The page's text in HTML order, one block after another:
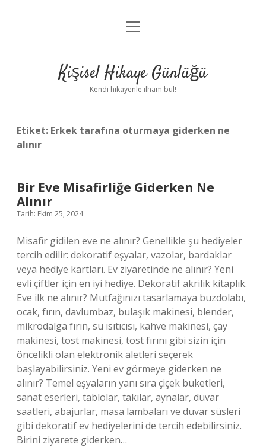
Anasayfa
Yasal Uyarı
menüyü
Kişisel Hikaye Günlüğü
Kendi hikayenle ilham bul!
Etiket: Erkek tarafına oturmaya giderken ne
alınır
Bir Eve Misafirliğe Giderken Ne
Alınır
Tarih: Ekim 25, 2024
Misafir gidilen eve ne alınır? Genellikle şu hediyeler
tercih edilir: dekoratif eşyalar, vazolar, bardaklar
veya hediye kartları. Ev ziyaretinde ne alınır? Yeni
evli çiftler için en iyi hediye. Dekoratif akrilik kitaplık.
Eve ilk ne alınır? Mutfağınızı tasarlamaya buzdolabı,
ocak, fırın, davlumbaz, bulaşık makinesi, blender,
mikrodalga fırın, su ısıtıcısı, kahve makinesi, çay
makinesi, tost makinesi, tost fırını gibi sizin için
öncelikli olan elektronik aletleri seçerek
başlayabilirsiniz. Yeni ev görmeye giderken ne
alınır? Temel eşyaların yanı sıra çiçek buketleri,
sanat eserleri, tablolar, takılar, aynalar, duvar
saatleri, abajurlar, masa lambaları ve duvar süsleri
gibi dekoratif ev hediyelerini de tercih edebilirsiniz.
Birini ziyarete giderken…